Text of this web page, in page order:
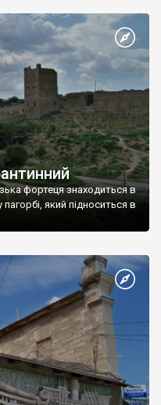
фортеця знаходиться в
який підноситься в